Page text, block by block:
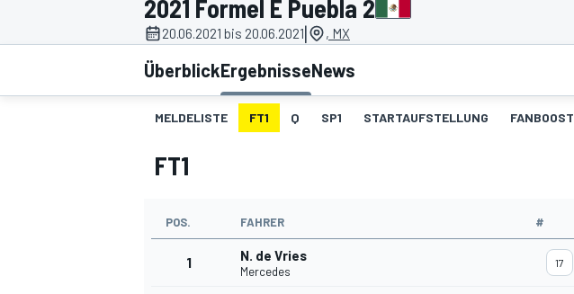
MOTOGP
2021 Formel E Puebla 2
20.06.2021 bis 20.06.2021| , MX
ÜberblickErgebnisseNews
MELDELISTE FT1 Q SP1 STARTAUFSTELLUNG FANBOOST
FT1
POS. FAHRER #
1 N. de Vries
Mercedes
17